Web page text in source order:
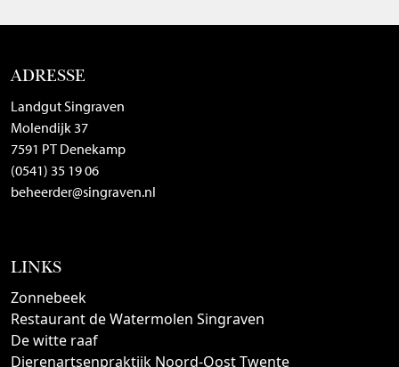
ADRESSE
Landgut Singraven
Molendijk 37
7591 PT Denekamp
(0541) 35 19 06
beheerder@singraven.nl
LINKS
Zonnebeek
Restaurant de Watermolen Singraven
De witte raaf
Dierenartsenpraktijk Noord-Oost Twente